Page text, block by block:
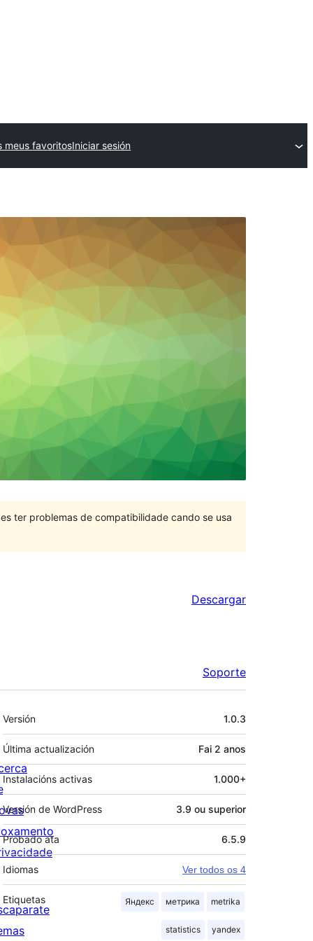
meus favoritosIniciar sesión
ter problemas de compatibilidade cando se usa
Descargar
Soporte
Meta
Versión 1.0.3
Última actualización Fai 2 anos
Instalacións activas 1.000+
Versión de WordPress 3.9 ou superior
Probado ata 6.5.9
Idiomas Ver todos os 4
Etiquetas Яндекс метрика metrika
statistics yandex